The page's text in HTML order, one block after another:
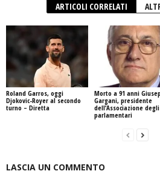
ARTICOLI CORRELATI
Roland Garros, oggi
Djokovic-Royer al secondo
turno – Diretta
Morto a 91 anni
Gargani, presidente
dell’Associazione
parlamentari
LASCIA UN COMMENTO